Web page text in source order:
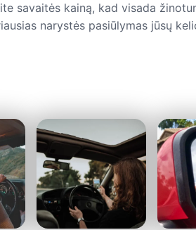
savaitės kainą, kad visada
narystės pasiūlymas jūsų